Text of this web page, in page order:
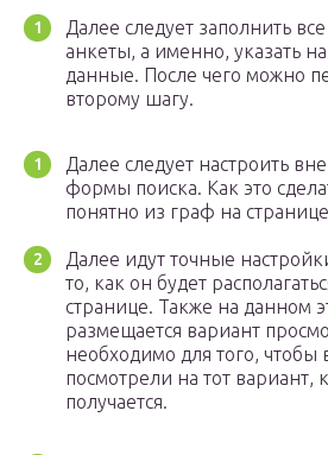
Далее следует заполнить
анкеты, а именно, указать
данные. После чего можно
второму шагу.
Далее следует настроить
формы поиска. Как это
понятно из граф на
Далее идут точные
то, как он будет
странице. Также на данном
размещается вариант
необходимо для того, чтобы
посмотрели на тот вариант,
получается.